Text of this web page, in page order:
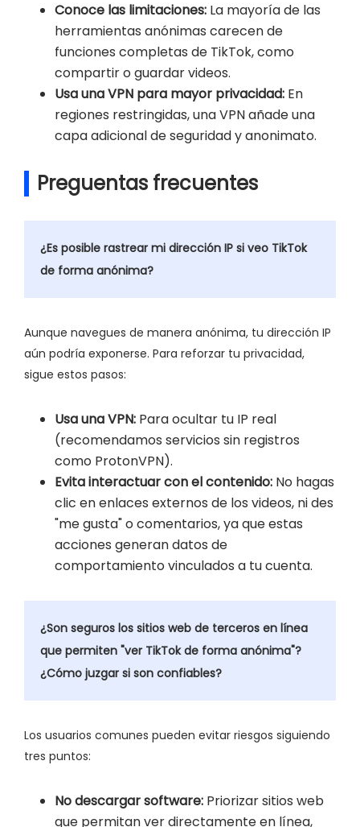
Conoce las limitaciones: La mayoría de las
herramientas anónimas carecen de
funciones completas de TikTok, como
compartir o guardar videos.
Usa una VPN para mayor privacidad: En
regiones restringidas, una VPN añade una
capa adicional de seguridad y anonimato.
Preguentas frecuentes
¿Es posible rastrear mi dirección IP si veo TikTok
de forma anónima?
Aunque navegues de manera anónima, tu dirección IP
aún podría exponerse. Para reforzar tu privacidad,
sigue estos pasos:
Usa una VPN: Para ocultar tu IP real
(recomendamos servicios sin registros
como ProtonVPN).
Evita interactuar con el contenido: No hagas
clic en enlaces externos de los videos, ni des
"me gusta" o comentarios, ya que estas
acciones generan datos de
comportamiento vinculados a tu cuenta.
¿Son seguros los sitios web de terceros en línea
que permiten "ver TikTok de forma anónima"?
¿Cómo juzgar si son confiables?
Los usuarios comunes pueden evitar riesgos siguiendo
tres puntos:
No descargar software: Priorizar sitios web
que permitan ver directamente en línea,